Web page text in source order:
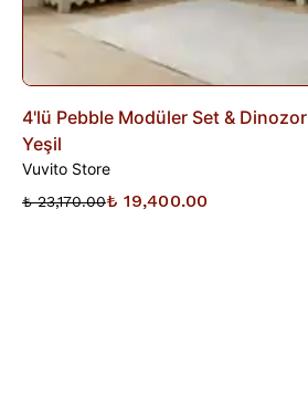
4'lü Pebble Modüler Set & Dinozor
Yeşil
Vuvito Store
₺ 23,170.00₺ 19,400.00